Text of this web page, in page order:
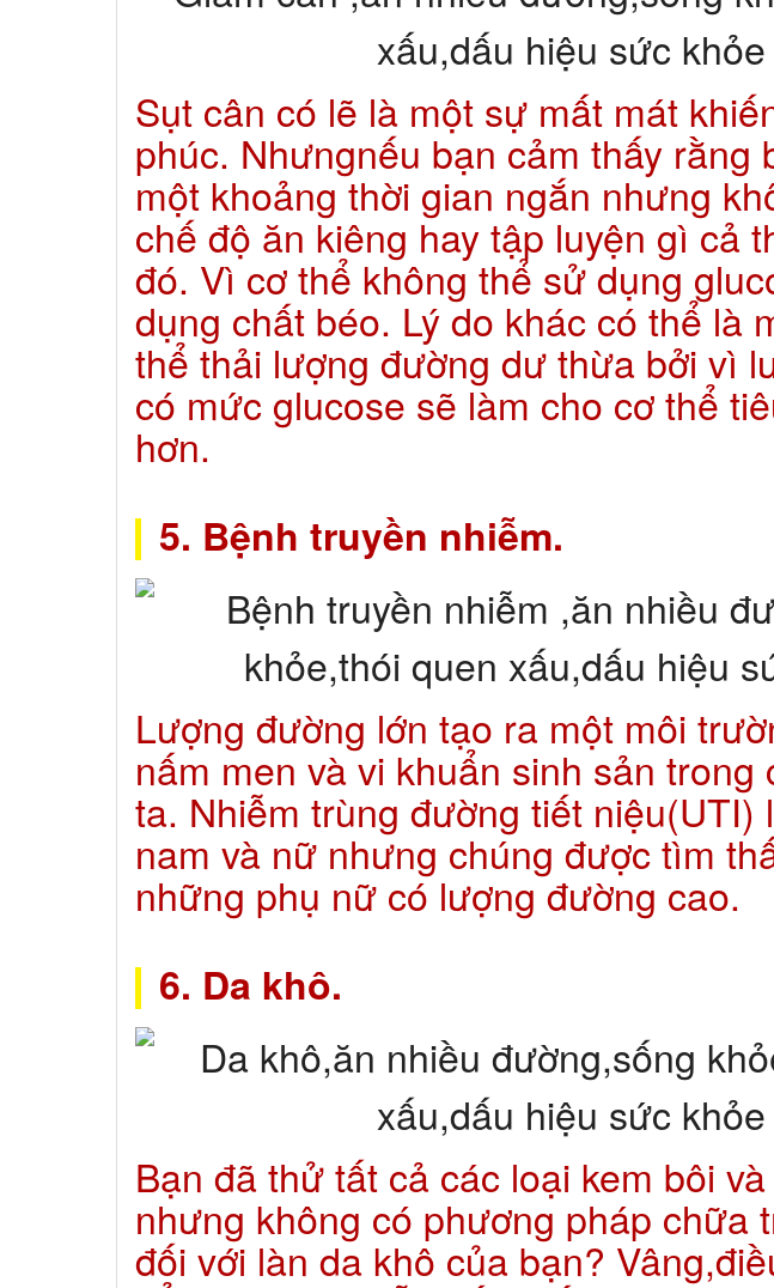
Sụt cân có lẽ là một sự mất mát
phúc. Nhưngnếu bạn cảm thấy rằng
một khoảng thời gian ngắn nhưng
chế độ ăn kiêng hay tập luyện gì cả
đó. Vì cơ thể không thể sử dụng
dụng chất béo. Lý do khác có thể là
thể thải lượng đường dư thừa bởi vì
có mức glucose sẽ làm cho cơ thể
hơn.
5. Bệnh truyền nhiễm.
Lượng đường lớn tạo ra một môi
nấm men và vi khuẩn sinh sản trong
ta. Nhiễm trùng đường tiết niệu(UTI)
nam và nữ nhưng chúng được tìm
những phụ nữ có lượng đường cao.
6. Da khô.
Bạn đã thử tất cả các loại kem bôi
nhưng không có phương pháp chữa
đối với làn da khô của bạn?